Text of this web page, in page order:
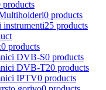
products
0 products
instrumenti25 products
0 products
DVB-S0 products
DVB-T20 products
IPTV0 products